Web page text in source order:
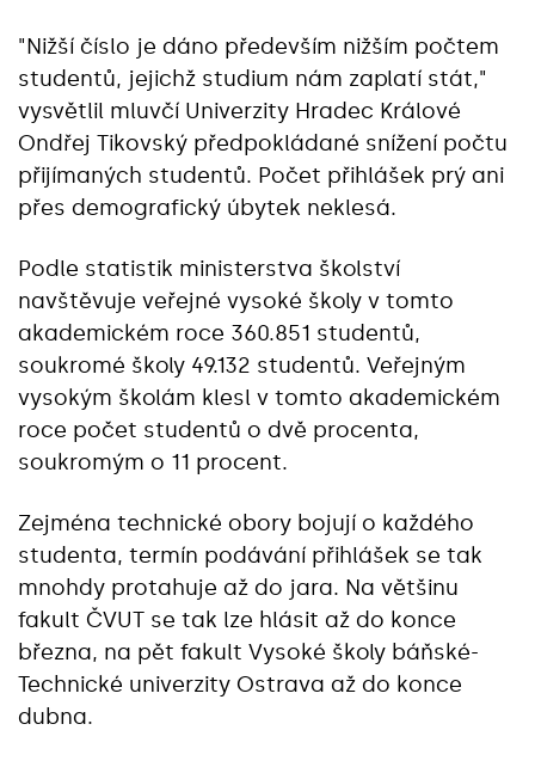
"Nižší číslo je dáno především nižším počtem
studentů, jejichž studium nám zaplatí stát,"
vysvětlil mluvčí Univerzity Hradec Králové
Ondřej Tikovský předpokládané snížení počtu
přijímaných studentů. Počet přihlášek prý ani
přes demografický úbytek neklesá.
Podle statistik ministerstva školství
navštěvuje veřejné vysoké školy v tomto
akademickém roce 360.851 studentů,
soukromé školy 49.132 studentů. Veřejným
vysokým školám klesl v tomto akademickém
roce počet studentů o dvě procenta,
soukromým o 11 procent.
Zejména technické obory bojují o každého
studenta, termín podávání přihlášek se tak
mnohdy protahuje až do jara. Na většinu
fakult ČVUT se tak lze hlásit až do konce
března, na pět fakult Vysoké školy báňské-
Technické univerzity Ostrava až do konce
dubna.